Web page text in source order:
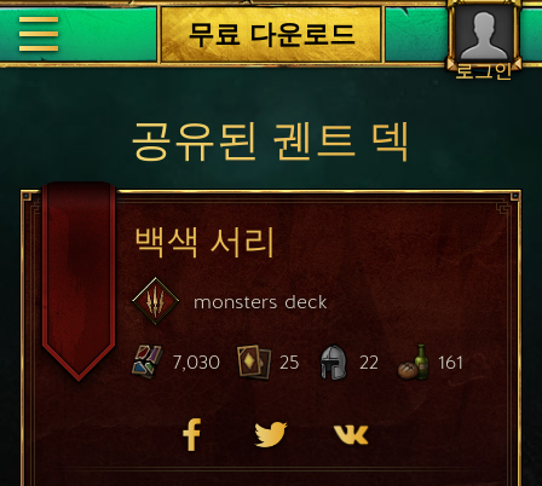
로그인
무료 다운로드
공유된 궨트 덱
백색 서리
monsters deck
7,030 25 22 161